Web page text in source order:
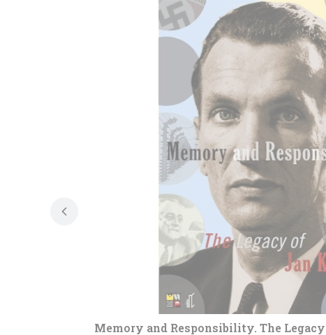
Memory and Responsibility. The